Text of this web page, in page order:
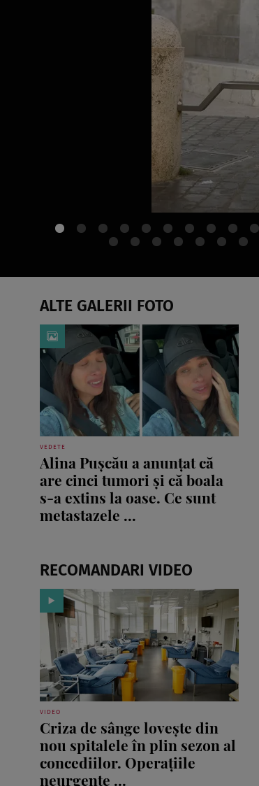
ALTE GALERII FOTO
VEDETE
Alina Pușcău a anunțat că
are cinci tumori și că boala
s-a extins la oase. Ce sunt
metastazele ...
RECOMANDARI VIDEO
VIDEO
Criza de sânge lovește din
nou spitalele în plin sezon al
concediilor. Operațiile
neurgente ...